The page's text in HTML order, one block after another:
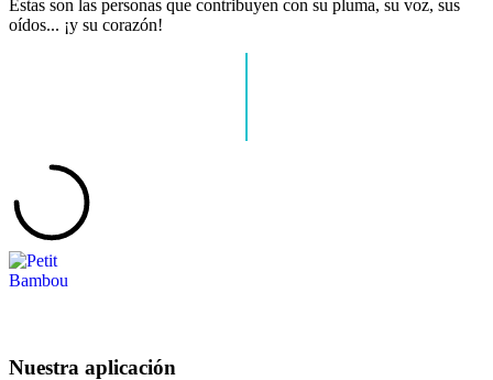
Estas son las personas que contribuyen con su pluma, su voz, sus
oídos... ¡y su corazón!
Nuestra aplicación